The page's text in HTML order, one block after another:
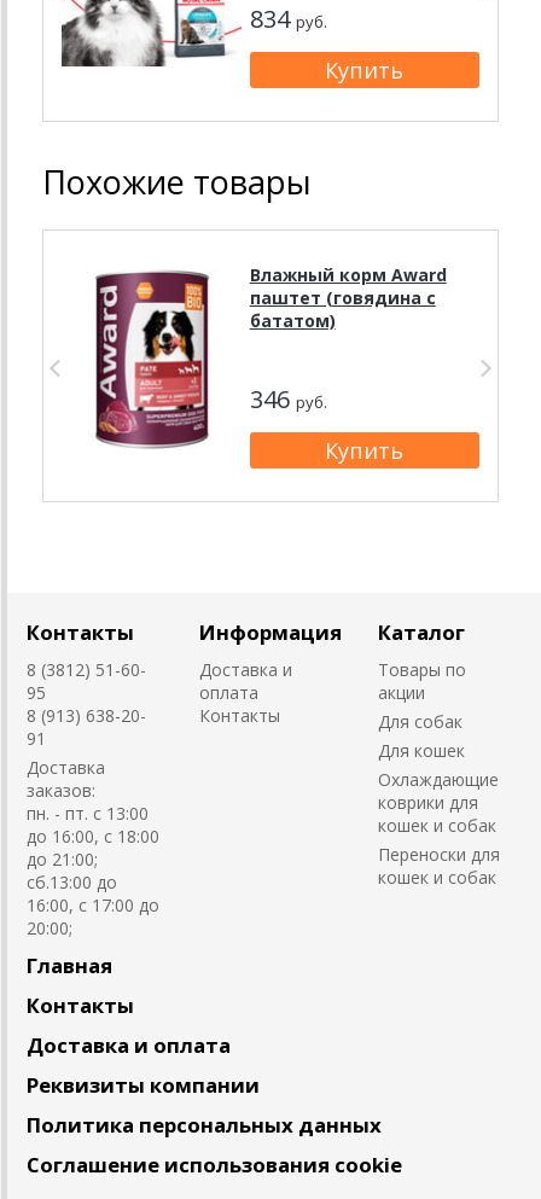
834 руб.
Похожие товары
Влажный корм Award
паштет (говядина с
бататом)
346 руб.
Контакты
8 (3812) 51-60-
95
8 (913) 638-20-
91
Доставка
заказов:
пн. - пт. с 13:00
до 16:00, с 18:00
до 21:00;
сб.13:00 до
16:00, с 17:00 до
20:00;
Информация
Доставка и
оплата
Контакты
Каталог
Товары по
акции
Для собак
Для кошек
Охлаждающие
коврики для
кошек и собак
Переноски для
кошек и собак
Главная
Контакты
Доставка и оплата
Реквизиты компании
Политика персональных данных
Соглашение использования cookie